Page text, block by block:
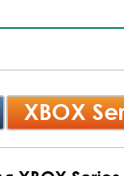
XBOX